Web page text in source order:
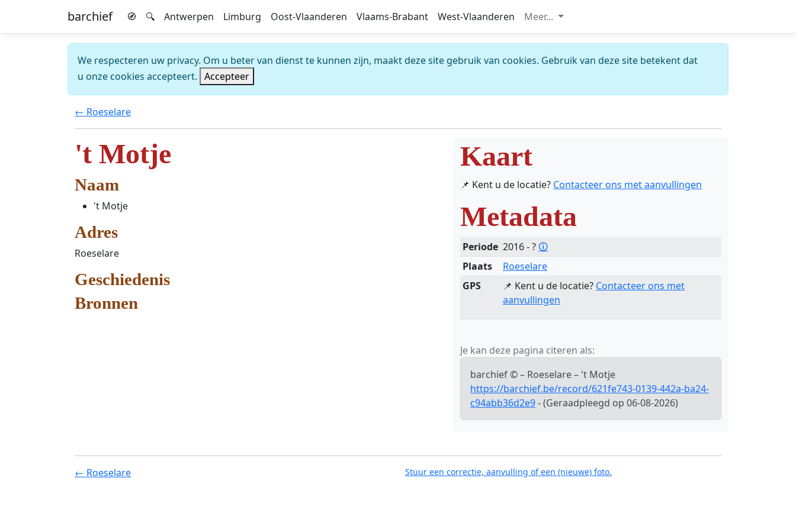
barchief 🧭 🔍 Antwerpen Limburg Oost-Vlaanderen Vlaams-Brabant West-Vlaanderen Meer...
We respecteren uw privacy. Om u beter van dienst te kunnen zijn, maakt deze site gebruik van cookies. Gebruik van deze site betekent dat
u onze cookies accepteert. Accepteer
← Roeselare
't Motje
Naam
't Motje
Adres
Roeselare
Geschiedenis
Bronnen
Kaart
📌 Kent u de locatie? Contacteer ons met aanvullingen
Metadata
Periode 2016 - ?🛈
Plaats
Roeselare
GPS
📌 Kent u de locatie? Contacteer ons met
aanvullingen
Je kan deze pagina citeren als:
barchief © – Roeselare – 't Motje
https://barchief.be/record/621fe743-0139-442a-ba24-
c94abb36d2e9- (Geraadpleegd op 06-08-2026)
← Roeselare Stuur een correctie, aanvulling of een (nieuwe) foto.